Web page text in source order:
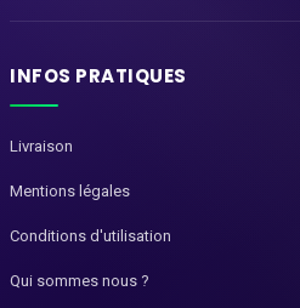
INFOS PRATIQUES
Livraison
Mentions légales
Conditions d'utilisation
Qui sommes nous ?